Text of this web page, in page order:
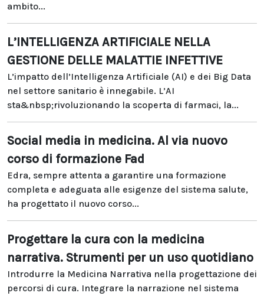
ambito...
L’INTELLIGENZA ARTIFICIALE NELLA
GESTIONE DELLE MALATTIE INFETTIVE
L’impatto dell’Intelligenza Artificiale (AI) e dei Big Data
nel settore sanitario è innegabile. L’AI
sta&nbsp;rivoluzionando la scoperta di farmaci, la...
Social media in medicina. Al via nuovo
corso di formazione Fad
Edra, sempre attenta a garantire una formazione
completa e adeguata alle esigenze del sistema salute,
ha progettato il nuovo corso...
Progettare la cura con la medicina
narrativa. Strumenti per un uso quotidiano
Introdurre la Medicina Narrativa nella progettazione dei
percorsi di cura. Integrare la narrazione nel sistema